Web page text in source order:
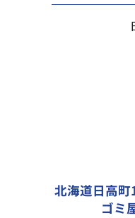
北海道日高
ゴミ